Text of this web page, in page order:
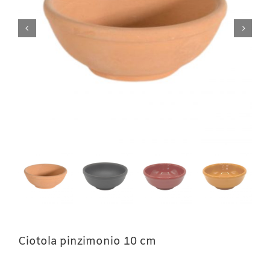
Ciotola pinzimonio 10 cm